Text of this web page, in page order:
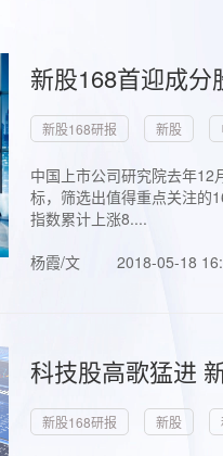
新股168首迎成
新股168研报 新股
中国上市公司研究院去年
标，筛选出值得重点关注的
指数累计上涨8....
杨霞/文
2018-05-18
科技股高歌猛进
新股168研报 新股